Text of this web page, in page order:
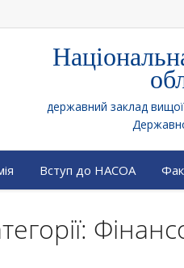
державний заклад вищої
Вступ до НАСОА